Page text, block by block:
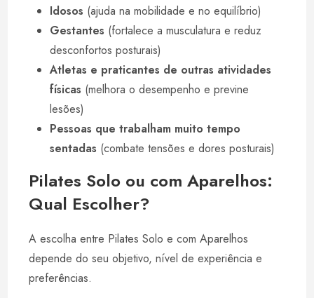
Idosos (ajuda na mobilidade e no equilíbrio)
Gestantes (fortalece a musculatura e reduz
desconfortos posturais)
Atletas e praticantes de outras atividades
físicas (melhora o desempenho e previne
lesões)
Pessoas que trabalham muito tempo
sentadas (combate tensões e dores posturais)
Pilates Solo ou com Aparelhos:
Qual Escolher?
A escolha entre Pilates Solo e com Aparelhos
depende do seu objetivo, nível de experiência e
preferências.